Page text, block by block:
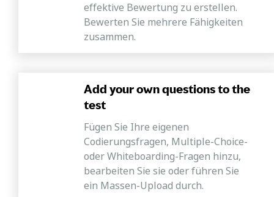
effektive Bewertung zu erstellen.
Bewerten Sie mehrere Fähigkeiten
zusammen.
Add your own questions to the
test
Fügen Sie Ihre eigenen
Codierungsfragen, Multiple-Choice-
oder Whiteboarding-Fragen hinzu,
bearbeiten Sie sie oder führen Sie
ein Massen-Upload durch.